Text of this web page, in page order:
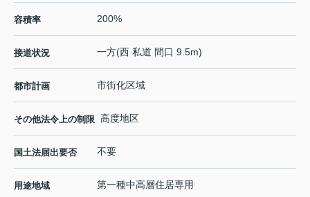
容積率 200%
接道状況 一方(西 私道 間口 9.5m)
都市計画 市街化区域
その他法令上の制限 高度地区
国土法届出要否 不要
用途地域 第一種中高層住居専用